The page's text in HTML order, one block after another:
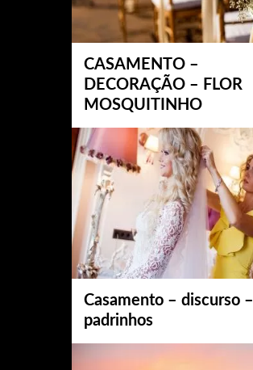
CASAMENTO –
DECORAÇÃO – FLOR
MOSQUITINHO
Casamento – discurso –
padrinhos